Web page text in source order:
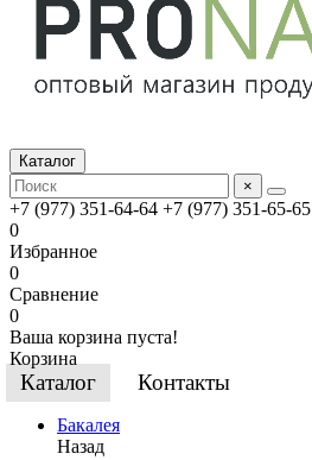
Каталог
×
+7 (977) 351-64-64 +7 (977) 351-65-65
0
Избранное
0
Сравнение
0
Ваша корзина пуста!
Корзина
Каталог Контакты
Бакалея
Назад